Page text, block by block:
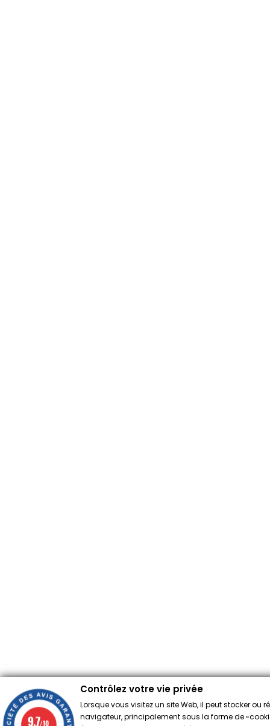
Contrôlez votre vie privée
Lorsque vous visitez un site Web, il peut stocker ou
navigateur, principalement sous la forme de
9.7/10